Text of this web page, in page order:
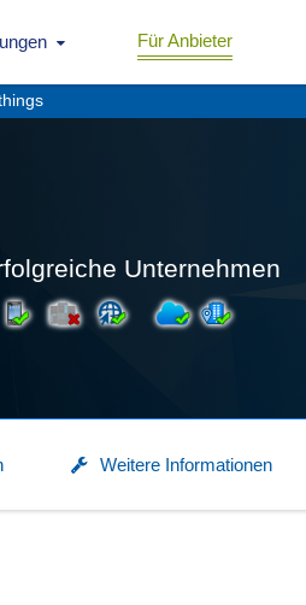
Für Anbieter
Unternehmen
Weitere Informationen